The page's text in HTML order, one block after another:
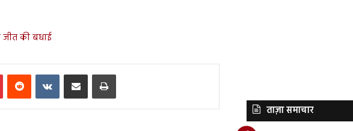
जीत की बधाई
PinterestReddit VKontakteShare via Email Print
ताज़ा समाचार